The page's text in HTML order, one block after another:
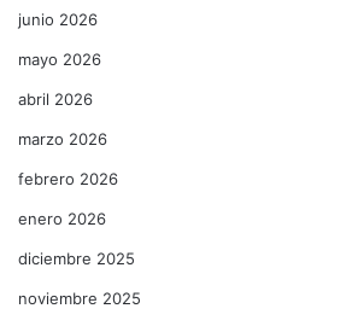
junio 2026
mayo 2026
abril 2026
marzo 2026
febrero 2026
enero 2026
diciembre 2025
noviembre 2025